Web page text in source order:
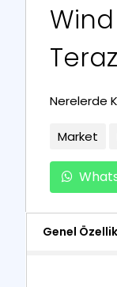
Nerelerde
Market
Genel